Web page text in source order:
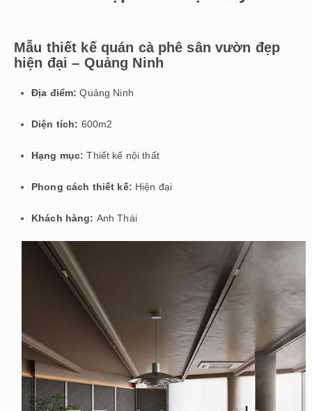
Mẫu thiết kế quán cà phê sân vườn đẹp
hiện đại – Quảng Ninh
Địa điểm:Quảng Ninh
Diện tích: 600m2
Hạng mục:Thiết kế nội thất
Phong cách thiết kế: Hiện đại
Khách hàng: Anh Thái